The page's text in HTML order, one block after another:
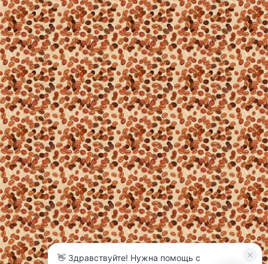
👋 Здравствуйте! Нужна помощь с